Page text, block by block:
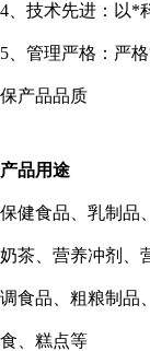
4 、技术先进：以
5 、管理严格：严
保产品品质
产品用途
保健食品、乳制品
奶茶、营养冲剂、
调食品、粗粮制品
食、糕点等